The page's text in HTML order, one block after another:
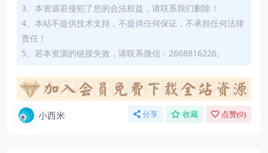
3、本资源若侵犯了您的合法权益，请联系我们删除！
4、本站不提供技术支持，不提供任何保证，不承担任何法律
责任！
5、若本资源的链接失效，请联系微信：2668816226。
小西米 分享 收藏 点赞(0)